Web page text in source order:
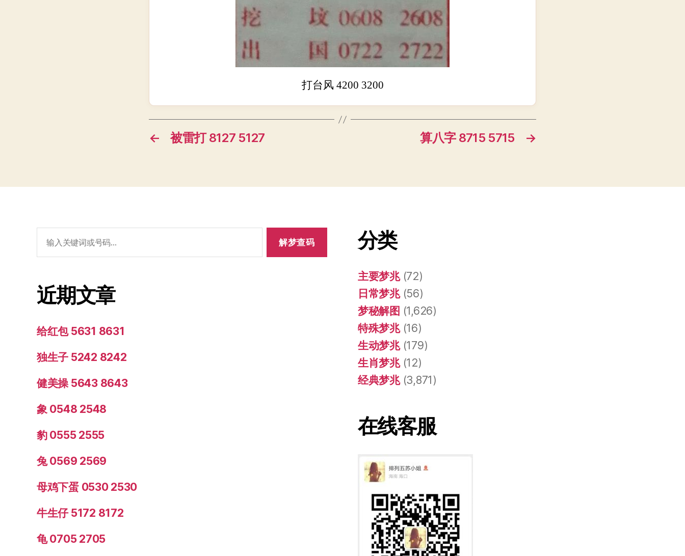
打台风 4200 3200
← 被雷打 8127 5127 →
算八字 8715 5715
索：
近期文章
给红包 5631 8631
独生子 5242 8242
健美操 5643 8643
象 0548 2548
豹 0555 2555
兔 0569 2569
母鸡下蛋 0530 2530
牛生仔 5172 8172
龟 0705 2705
分类
主要梦兆(72)
日常梦兆(56)
梦秘解图 (1,626)
特殊梦兆(16)
生动梦兆(179)
生肖梦兆(12)
经典梦兆(3,871)
在线客服